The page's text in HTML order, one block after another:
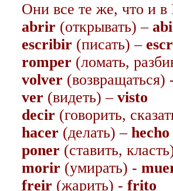
Они все те же, что и в
abrir (открывать) –
escribir (писать) –
romper (ломать,
volver
ver (видеть) – visto
decir (говорить,
hacer (делать) – hecho
poner (ставить,
morir (умирать) -
freir (жарить) - frito